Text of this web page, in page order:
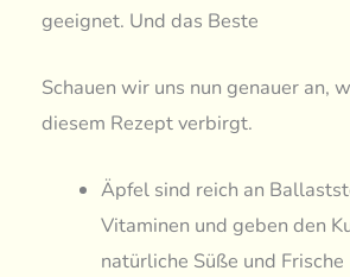
geeignet. Und das Beste
Schauen wir uns nun genauer an,
diesem Rezept verbirgt.
Äpfel sind reich an
Vitaminen und geben den
natürliche Süße und Frische